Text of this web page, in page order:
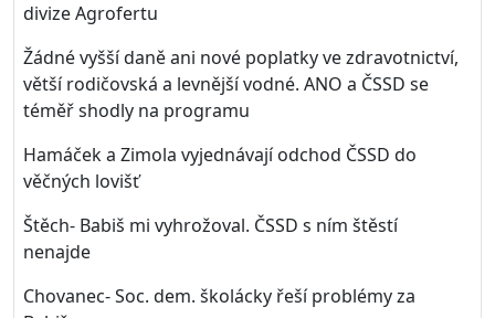
divize Agrofertu
Žádné vyšší daně ani nové poplatky ve zdravotnictví,
větší rodičovská a levnější vodné. ANO a ČSSD se
téměř shodly na programu
Hamáček a Zimola vyjednávají odchod ČSSD do
věčných lovišť
Štěch- Babiš mi vyhrožoval. ČSSD s ním štěstí
nenajde
Chovanec- Soc. dem. školácky řeší problémy za